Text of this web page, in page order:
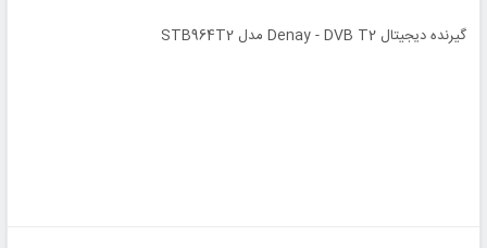
گیرنده دیجیتال Denay - DVB T2 مدل STB964T2